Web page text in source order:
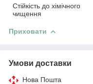
Стійкість до хімічного
чищення
Приховати
Умови доставки
Нова Пошта